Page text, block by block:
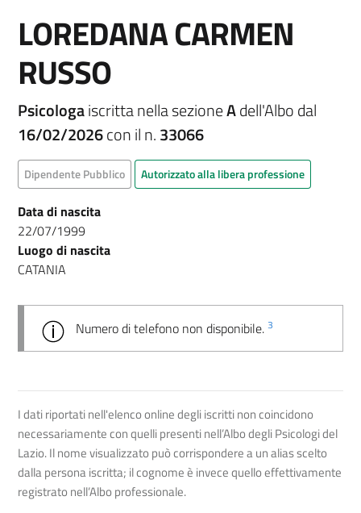
LOREDANA CARMEN
RUSSO
Psicologaiscritta nella sezioneAdell'Albo dal
16/02/2026con il n.33066
Dipendente Pubblico Autorizzato alla libera professione
Data di nascita
22/07/1999
Luogo di nascita
CATANIA
Numero di telefono non disponibile. 3
I dati riportati nell'elenco online degli iscritti non coincidono
necessariamente con quelli presenti nell’Albo degli Psicologi del
Lazio. Il nome visualizzato può corrispondere a un alias scelto
dalla persona iscritta; il cognome è invece quello effettivamente
registrato nell’Albo professionale.